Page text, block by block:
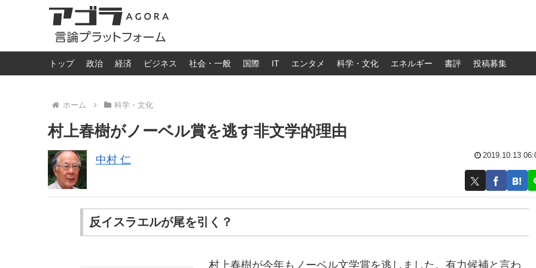
トップ 政治 経済 ビジネス 社会・一般 国際 IT エンタメ 科学・文化 エネルギー 書評 投稿募集
ホーム 科学・文化
村上春樹がノーベル賞を逃す非文学的理由
中村 仁 2019.10.13
反イスラエルが尾を引く？
村上春樹が今年もノーベル文学賞を逃しました。有力候補と言わ